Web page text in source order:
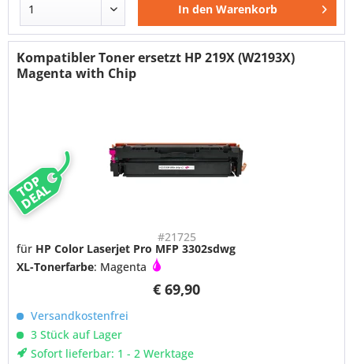
In den Warenkorb
TOP
DEAL
Kompatibler Toner ersetzt HP 219X (W2193X)
Magenta with Chip
#21725
€ 69,90
für HP Color Laserjet Pro MFP 3302sdwg
XL-Tonerfarbe: Magenta
Versandkostenfrei
3 Stück auf Lager
Sofort lieferbar: 1 - 2 Werktage